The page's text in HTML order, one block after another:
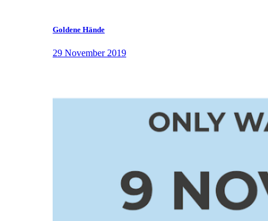
Goldene Hände
29 November 2019